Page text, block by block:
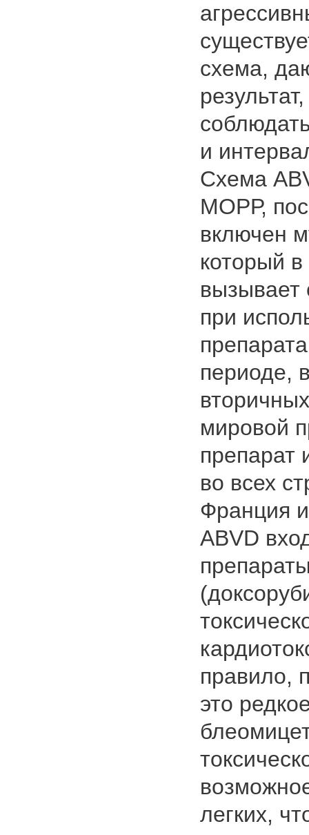
схема,
и
Схема
МОРР,
включен
который
вызывает
при
периоде,
мировой
препарат
во всех
Франция
АВVD
правило,
это
легких,